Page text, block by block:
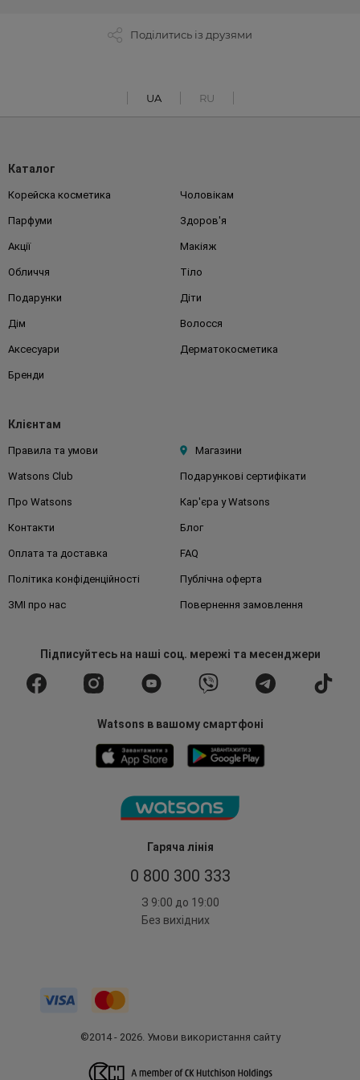
Поділитись із друзями
UA RU
Гаряча лінія
0 800 300 333
З 9:00 до 19:00
Без вихідних
Каталог
Корейска косметика Чоловікам
Парфуми Здоров'я
Акції Макіяж
Обличчя Тіло
Подарунки Діти
Дім Волосся
Аксесуари Дерматокосметика
Бренди
Клієнтам
Правила та умови Магазини
Watsons Club Подарункові сертифікати
Про Watsons Кар'єра у Watsons
Контакти Блог
Оплата та доставка FAQ
Політика конфіденційності Публічна оферта
ЗМІ про нас Повернення замовлення
Підписуйтесьна наші соц. мережі та месенджери
Watsons в вашому смартфоні
©2014 - 2026. Умови використання сайту